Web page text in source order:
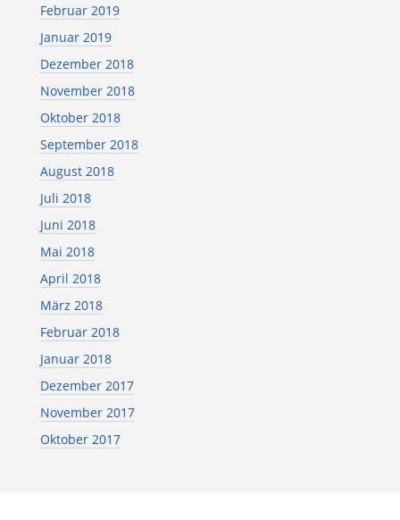
Februar 2019
Januar 2019
Dezember 2018
November 2018
Oktober 2018
September 2018
August 2018
Juli 2018
Juni 2018
Mai 2018
April 2018
März 2018
Februar 2018
Januar 2018
Dezember 2017
November 2017
Oktober 2017